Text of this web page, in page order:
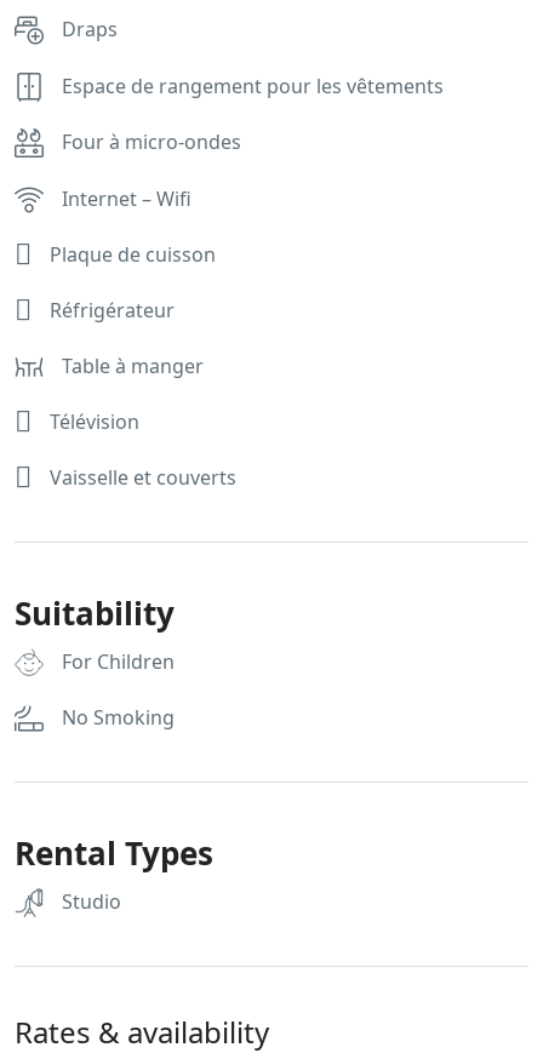
Draps
Espace de rangement pour les vêtements
Four à micro-ondes
Internet – Wifi
Plaque de cuisson
Réfrigérateur
Table à manger
Télévision
Vaisselle et couverts
Suitability
For Children
No Smoking
Rental Types
Studio
Rates & availability